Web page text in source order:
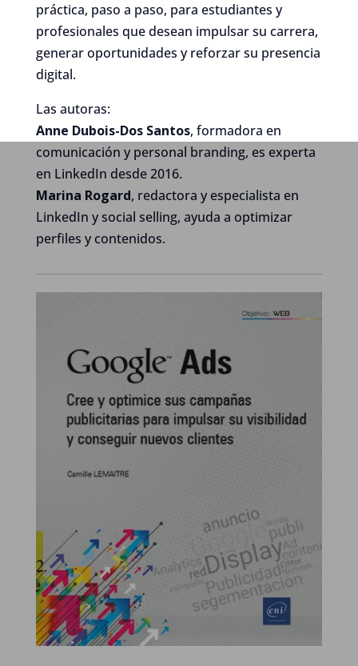
práctica, paso a paso, para estudiantes y
profesionales que desean impulsar su carrera,
generar oportunidades y reforzar su presencia
digital.
Las autoras:
Anne Dubois-Dos Santos, formadora en
comunicación y personal branding, es experta
en LinkedIn desde 2016.
Marina Rogard, redactora y especialista en
LinkedIn y social selling, ayuda a optimizar
perfiles y contenidos.